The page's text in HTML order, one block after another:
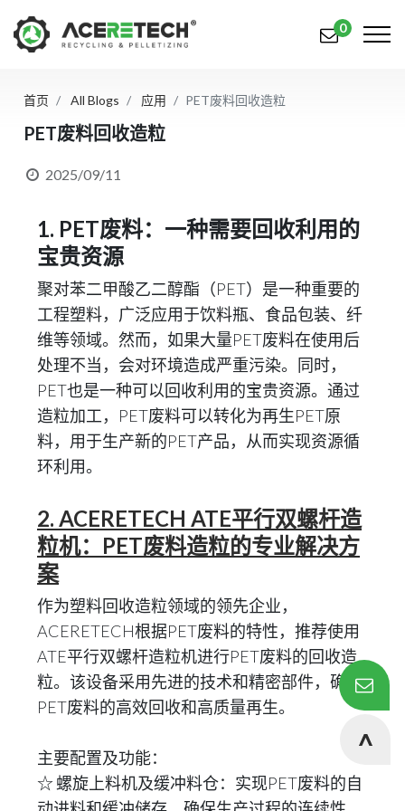
产品
知识中心
关于我们
联系我们
简体中文 English (US)
русский язык Español
0
首页 All Blogs 应用 PET废料回收造粒
PET废料回收造粒
2025/09/11
1. PET废料：一种需要回收利用的
宝贵资源
聚对苯二甲酸乙二醇酯（PET）是一种重要的
工程塑料，广泛应用于饮料瓶、食品包装、纤
维等领域。然而，如果大量PET废料在使用后
处理不当，会对环境造成严重污染。同时，
PET也是一种可以回收利用的宝贵资源。通过
造粒加工，PET废料可以转化为再生PET原
料，用于生产新的PET产品，从而实现资源循
环利用。
2. ACERETECH ATE平行双螺杆造
粒机：PET废料造粒的专业解决方
案
作为塑料回收造粒领域的领先企业，
ACERETECH根据PET废料的特性，推荐使用
ATE平行双螺杆造粒机进行PET废料的回收造
粒。该设备采用先进的技术和精密部件，确保
PET废料的高效回收和高质量再生。
主要配置及功能：
☆ 螺旋上料机及缓冲料仓：实现PET废料的自